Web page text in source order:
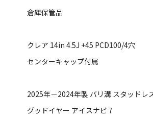
倉庫保管品
クレア 14in 4.5J +45 PCD100/4穴
センターキャップ付属
2025年－2024年製 バリ溝 スタッドレ
グッドイヤー アイスナビ 7